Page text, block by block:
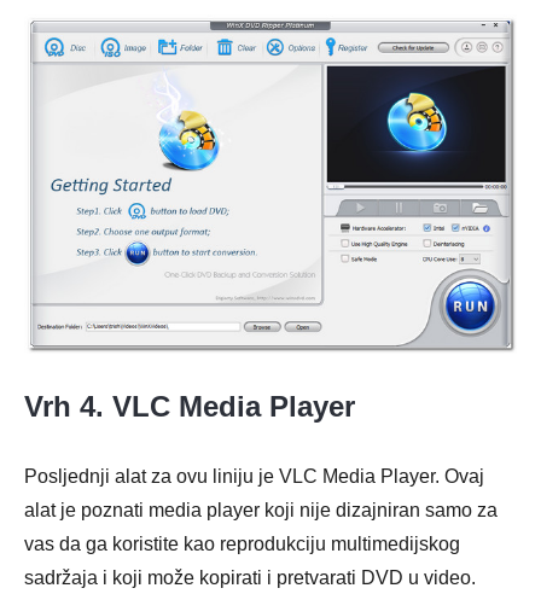
Vrh 4. VLC Media Player
Posljednji alat za ovu liniju je VLC Media Player. Ovaj
alat je poznati media player koji nije dizajniran samo za
vas da ga koristite kao reprodukciju multimedijskog
sadržaja i koji može kopirati i pretvarati DVD u video.